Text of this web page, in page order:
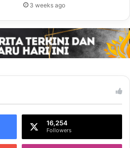
3 weeks ago
16,254
Followers